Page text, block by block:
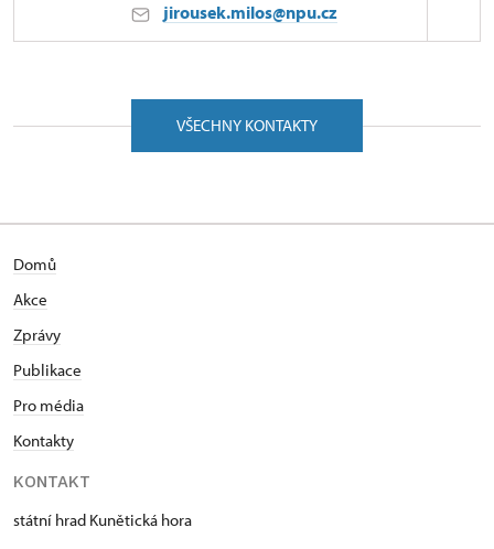
jirousek.milos@npu.cz
Ráby 6/, Kunětická Hora 53352
dlouhodobém uzavření a zajištění dalších oprav a
tvorbě hradních instalací, expozic a výstav.
Spolupracoval na přípravě projektu Revitalizace
realizován v rámci operačního projektu životního
prostředí. V posledních letech provedl hrad dvěma
VŠECHNY KONTAKTY
Domů
Akce
Zprávy
Publikace
Pro média
Kontakty
KONTAKT
státní hrad Kunětická hora